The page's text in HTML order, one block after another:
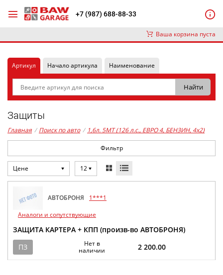
+7 (987) 688-88-33
Ваша корзина пуста
Артикул Начало артикула Наименование
Защиты
Главная / Поиск по авто / 1,6л. 5MT (126 л.с., ЕВРО 4, БЕНЗИН, 4x2)
Фильтр
Цене 12
АВТОБРОНЯ
1***1
Аналоги и сопутствующие
ЗАЩИТА КАРТЕРА + КПП (произв-во АВТОБРОНЯ)
ПЗ
Нет в
наличии
2 200.00